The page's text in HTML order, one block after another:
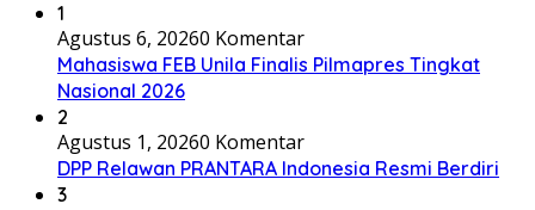
1
Agustus 6, 20260 Komentar
Mahasiswa FEB Unila Finalis Pilmapres Tingkat
Nasional 2026
2
Agustus 1, 20260 Komentar
DPP Relawan PRANTARA Indonesia Resmi Berdiri
3